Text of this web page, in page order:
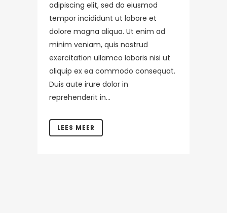
adipiscing elit, sed do eiusmod
tempor incididunt ut labore et
dolore magna aliqua. Ut enim ad
minim veniam, quis nostrud
exercitation ullamco laboris nisi ut
aliquip ex ea commodo consequat.
Duis aute irure dolor in
reprehenderit in...
LEES MEER